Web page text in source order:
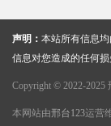
声明： 本站所有信息
信息对您造成的任何损
Copyright © 2022-2025
本网站由邢台123运营